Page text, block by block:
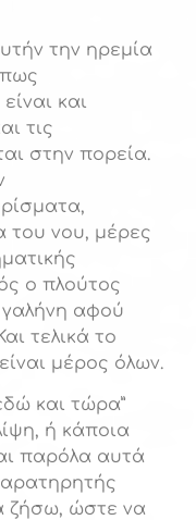
την ηρεμία
και
τις
στην πορεία.
του νου, μέρες
ο πλούτος
αφού
τελικά το
μέρος όλων.
και τώρα”
ή κάποια
παρόλα αυτά
ζήσω, ώστε να